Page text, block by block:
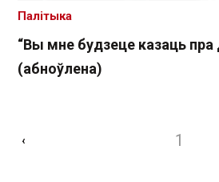
“Вы мне будзеце казаць пра
(абноўлена)
Палітыка
‹ 1